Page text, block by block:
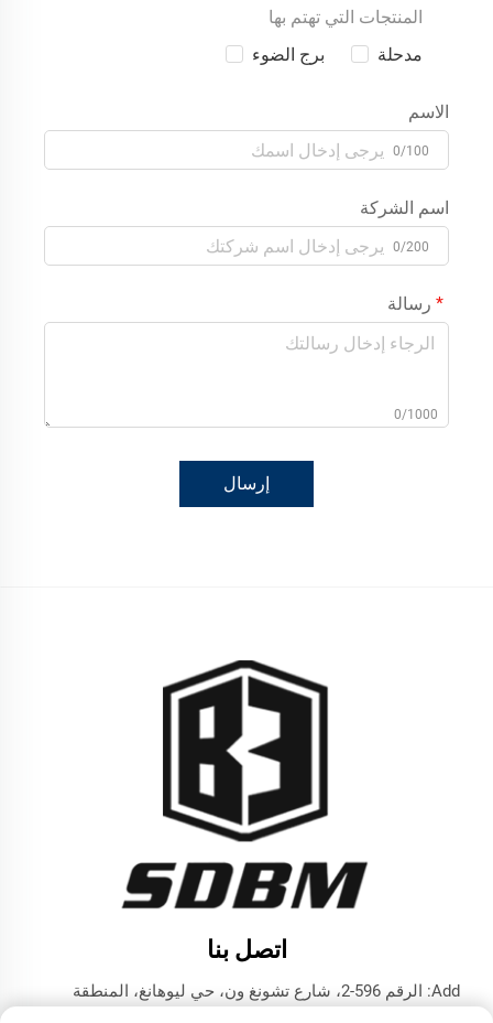
المنتجات التي تهتم بها
مدحلة
برج الضوء
الاسم
0/100
اسم الشركة
0/200
رسالة
0/1000
إرسال
اتصل بنا
Add: الرقم 596-2، شارع تشونغ ون، حي ليوهانغ، المنطقة